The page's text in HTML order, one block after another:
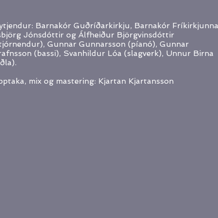
Barnakór Guðríðarkirkju, Barnakór
Jónsdóttir og Álfheiður Björgvinsdóttir
Gunnar Gunnarsson (píanó), Gunnar
(bassi), Svanhildur Lóa (slagverk), Unnur Birna
mix og mastering: Kjartan Kjartansson